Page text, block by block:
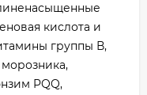
кислота и
группы В,
морозника,
PQQ,